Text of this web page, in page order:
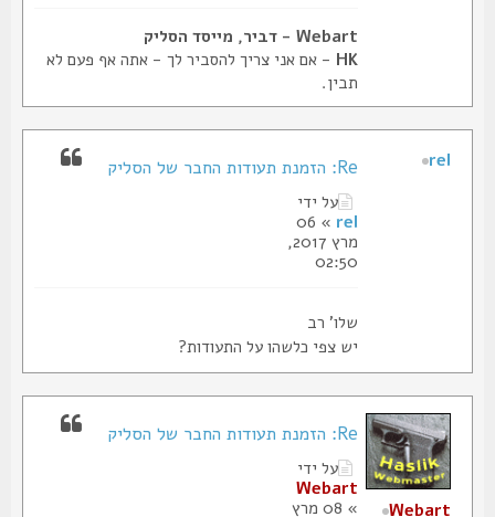
Webart - דביר, מייסד הסליק
- אם אני צריך להסביר לך - אתה אף פעם לא
תבין.
על ידי
» 06
מרץ 2017,
02:50
שלו' רב
יש צפי כלשהו על התעודות?
Re: הזמנת תעודות החבר של הסליק
על ידי
Webart
» 08 מרץ
Webart